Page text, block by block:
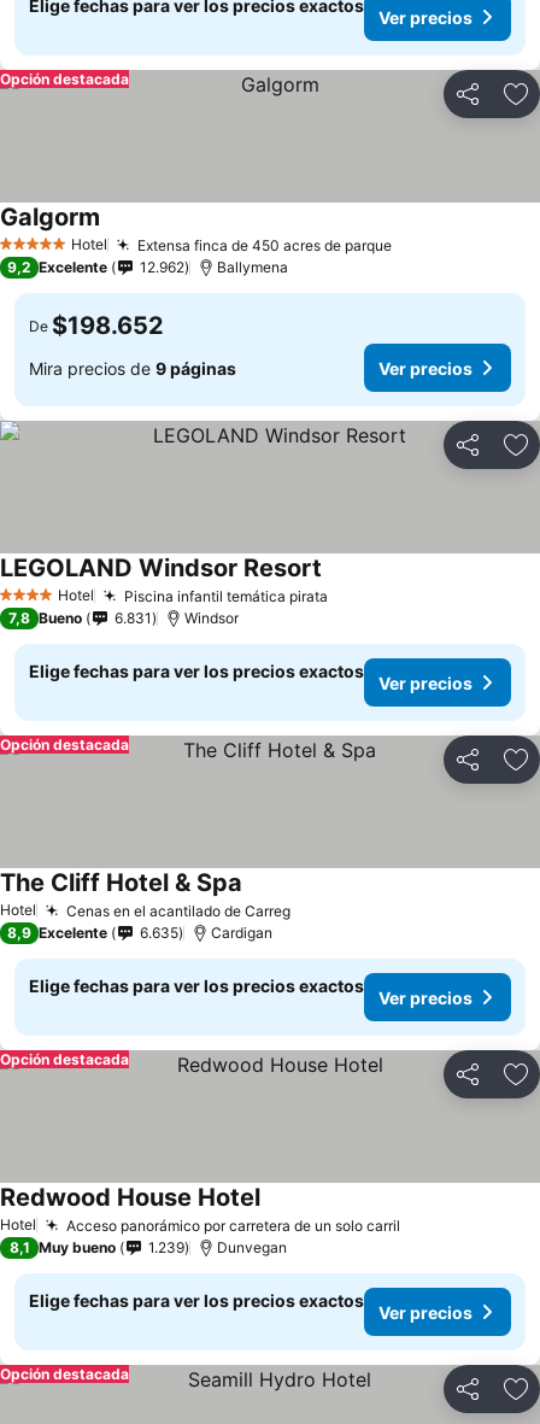
Elige fechas para ver los precios exactos
Ver precios
Compartir
Opción destacada
5 Estrellas Hotel Extensa finca de 450 acres de parque
Galgorm
9,2 Excelente 12.962 Ballymena
De $198.652
Mira precios de 9 páginas Ver precios
Compartir
4 EstrellasHotel Piscina infantil temática pirata
LEGOLAND Windsor Resort
7,8 Bueno 6.831 Windsor
Elige fechas para ver los precios exactos
Ver precios
Compartir
Opción destacada
Hotel Cenas en el acantilado de Carreg
The Cliff Hotel & Spa
8,9 Excelente 6.635 Cardigan
Elige fechas para ver los precios exactos
Ver precios
Compartir
Opción destacada
Hotel Acceso panorámico por carretera de un solo carril
Redwood House Hotel
8,1 Muy bueno 1.239 Dunvegan
Elige fechas para ver los precios exactos
Ver precios
Compartir
Opción destacada